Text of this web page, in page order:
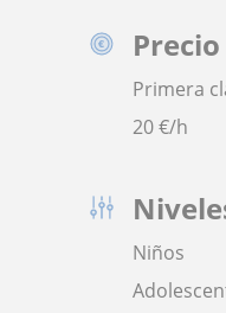
Precio
Primera
20€/h
Niños